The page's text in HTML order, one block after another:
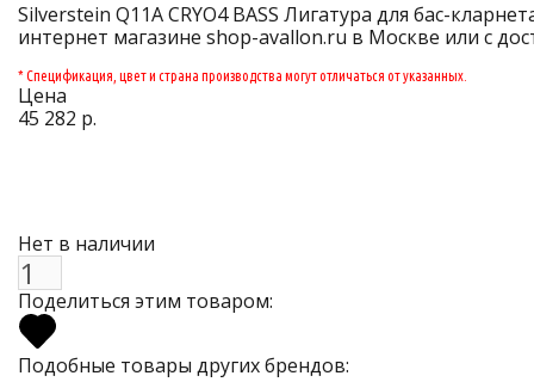
Silverstein Q11A CRYO4 BASS Лигатура для бас-
интернет магазине shop-avallon.ru в Москве или с
* Спецификация, цвет и страна производства могут отличаться от указанных.
Цена
45 282 р.
Нет в наличии
Поделиться этим товаром:
Подобные товары других брендов: